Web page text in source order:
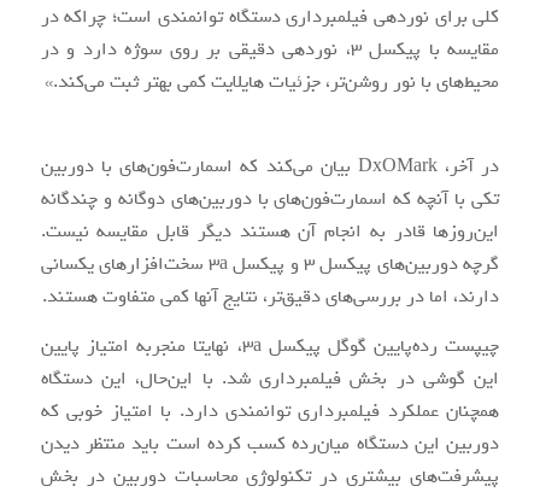
کلی برای نوردهی فیلمبرداری دستگاه توانمندی است؛ چراکه در
مقایسه با پیکسل ۳، نوردهی دقیقی بر روی سوژه‌ دارد و در
محیط‌های با نور روشن‌تر، جزئیات هایلایت کمی بهتر ثبت می‌کند.»
در آخر، DxOMark بیان می‌کند که اسمارت‌فون‌های با دوربین
تکی با آنچه که اسمارت‌فون‌های با دوربین‌های دوگانه و چندگانه
این‌روزها قادر به انجام آن هستند دیگر قابل مقایسه نیست.
گرچه دوربین‌های پیکسل 3 و پیکسل 3a سخت‌افزارهای یکسانی
دارند، اما در بررسی‌های دقیق‌تر، نتایج آنها کمی متفاوت هستند.
چیپست رده‌پایین گوگل پیکسل 3a، نهایتا منجربه امتیاز پایین
این گوشی در بخش فیلمبرداری شد. با این‌حال، این دستگاه
همچنان عملکرد فیلمبرداری توانمندی دارد. با امتیاز خوبی که
دوربین این دستگاه میان‌رده کسب کرده است باید منتظر دیدن
پیشرفت‌های بیشتری در تکنولوژی محاسبات دوربین در بخش